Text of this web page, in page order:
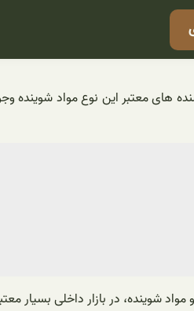
فروشنده های معتبر این نوع مواد
شوینده، در بازار داخلی بسیار